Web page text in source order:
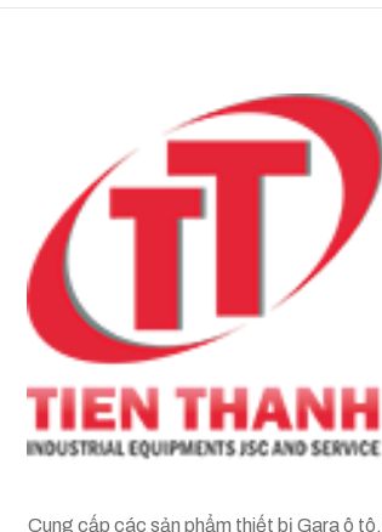
Cung cấp các sản phẩm thiết bị Gara ô